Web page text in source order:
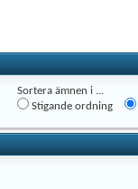
Sortera ämnen i ...
Stigande ordning